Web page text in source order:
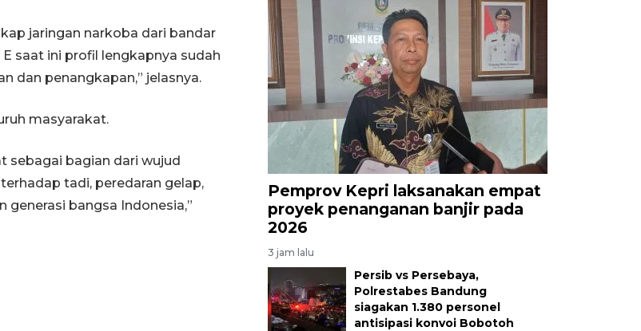
jaringan narkoba dari bandar
saat ini profil lengkapnya sudah
dan penangkapan,” jelasnya.
masyarakat.
sebagai bagian dari wujud
tadi, peredaran gelap,
bangsa Indonesia,”
Pemprov Kepri laksanakan empat
proyek penanganan banjir pada
2026
3 jam lalu
Persib vs Persebaya,
Polrestabes Bandung
siagakan 1.380 personel
antisipasi konvoi Bobotoh